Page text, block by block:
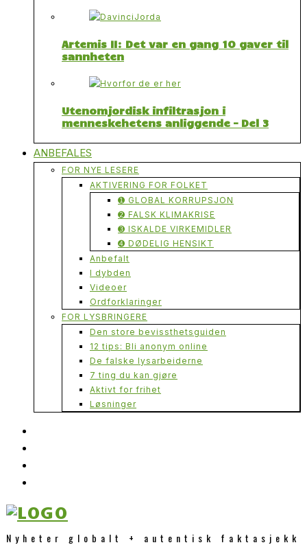
Artemis II: Det var en gang 10 gaver til
sannheten
Utenomjordisk infiltrasjon i
menneskehetens anliggende – Del 3
ANBEFALES
FOR NYE LESERE
AKTIVERING FOR FOLKET
➊ GLOBAL KORRUPSJON
➋ FALSK KLIMAKRISE
➌ ISKALDE VIRKEMIDLER
➍ DØDELIG HENSIKT
Anbefalt
I dybden
Videoer
Ordforklaringer
FOR LYSBRINGERE
Den store bevissthetsguiden
12 tips: Bli anonym online
De falske lysarbeiderne
7 ting du kan gjøre
Aktivt for frihet
Løsninger
Nyheter globalt + autentisk faktasjekk